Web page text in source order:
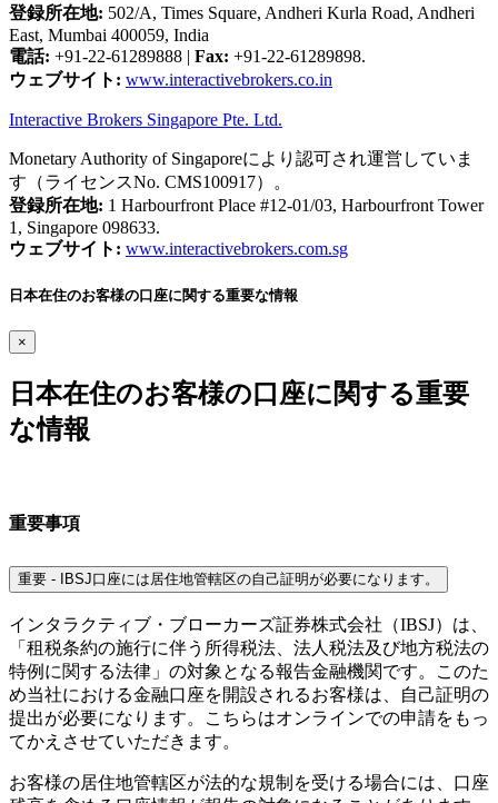
登録所在地: 502/A, Times Square, Andheri Kurla Road, Andheri
East, Mumbai 400059, India
電話: +91-22-61289888 | Fax: +91-22-61289898.
ウェブサイト: www.interactivebrokers.co.in
Interactive Brokers Singapore Pte. Ltd.
Monetary Authority of Singaporeにより認可され運営していま
す（ライセンスNo. CMS100917）。
登録所在地: 1 Harbourfront Place #12-01/03, Harbourfront Tower
1, Singapore 098633.
ウェブサイト: www.interactivebrokers.com.sg
日本在住のお客様の口座に関する重要な情報
×
日本在住のお客様の口座に関する重要
な情報
重要事項
重要 - IBSJ口座には居住地管轄区の自己証明が必要になります。
インタラクティブ・ブローカーズ証券株式会社（IBSJ）は、
「租税条約の施行に伴う所得税法、法人税法及び地方税法の
特例に関する法律」の対象となる報告金融機関です。このた
め当社における金融口座を開設されるお客様は、自己証明の
提出が必要になります。こちらはオンラインでの申請をもっ
てかえさせていただきます。
お客様の居住地管轄区が法的な規制を受ける場合には、口座